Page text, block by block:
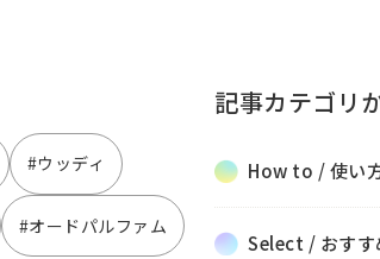
#ウッディ
#オードパルファム
記事カテゴリ
How to / 使い
Select / おすす